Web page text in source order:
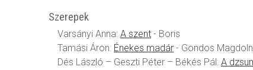
Szerepek
Varsányi Anna: A szent - Boris
Tamási Áron: Énekes madár - Gondos
Dés László – Geszti Péter – Békés Pál: A